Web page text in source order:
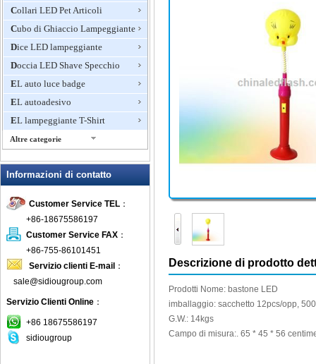
Collari LED Pet Articoli
Cubo di Ghiaccio Lampeggiante
Dice LED lampeggiante
Doccia LED Shave Specchio
EL auto luce badge
EL autoadesivo
EL lampeggiante T-Shirt
Altre categorie
Up novità
Glow Bracciali
Glow Sticks
Ice Bucket LED
Lampeggiante Anello
Lampeggiante boccali di birra
Lampeggiante Collana
Lampeggiante doccia rubinetto
Lampeggiante Fan Mini
Lampeggiante Frisbee
Informazioni di contatto
Customer Service TEL ：
+86-18675586197
Customer Service FAX ：
+86-755-86101451
Servizio clienti E-mail ：
sale@sidiougroup.com
Servizio Clienti Online ：
+86 18675586197
sidiougroup
Descrizione di prodotto
Prodotti Nome: bastone LED
imballaggio: sacchetto 12pcs/opp,
G.W.: 14kgs
Campo di misura:. 65 * 45 * 56